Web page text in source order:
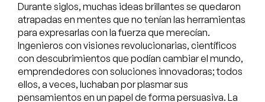
Durante siglos, muchas ideas brillantes se quedaron
atrapadas en mentes que no tenían las herramientas
para expresarlas con la fuerza que merecían.
Ingenieros con visiones revolucionarias, científicos
con descubrimientos que podían cambiar el mundo,
emprendedores con soluciones innovadoras; todos
ellos, a veces, luchaban por plasmar sus
pensamientos en un papel de forma persuasiva. La